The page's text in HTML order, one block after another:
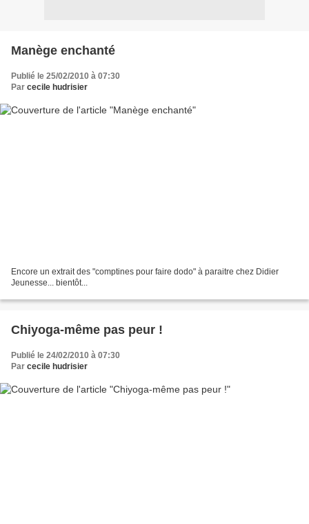
Manège enchanté
Publié le 25/02/2010 à 07:30
Par cecile hudrisier
Encore un extrait des "comptines pour faire dodo" à paraitre chez Didier
Jeunesse... bientôt...
Chiyoga-même pas peur !
Publié le 24/02/2010 à 07:30
Par cecile hudrisier